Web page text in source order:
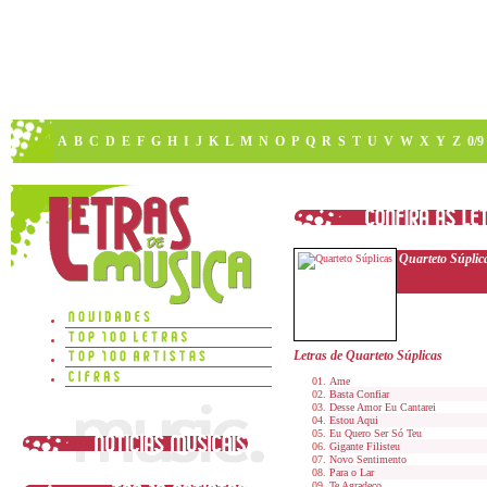
A B C D E F G H I J K L M N O P Q R S T U V W X Y Z 0/9
Quarteto
Letras de Quarteto Súplicas
Ame
Basta Confiar
Desse Amor Eu Cantarei
Estou Aqui
Eu Quero Ser Só Teu
Gigante Filisteu
Novo Sentimento
Para o Lar